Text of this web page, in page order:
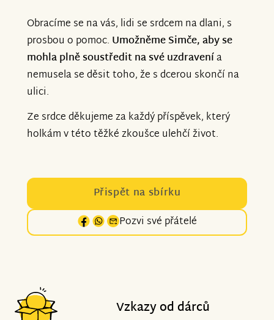
Obracíme se na vás, lidi se srdcem na dlani, s
prosbou o pomoc. Umožněme Simče, aby se
mohla plně soustředit na své uzdravenía
nemusela se děsit toho, že s dcerou skončí na
ulici.
Ze srdce děkujeme za každý příspěvek, který
holkám v této těžké zkoušce ulehčí život.
Přispět na sbírku
Pozvi své přátelé
Vzkazy od dárců